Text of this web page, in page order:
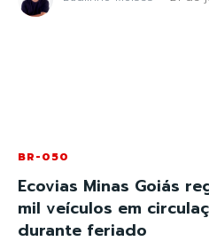
BR-050
Ecovias Minas Goiás
mil veículos em
durante feriado